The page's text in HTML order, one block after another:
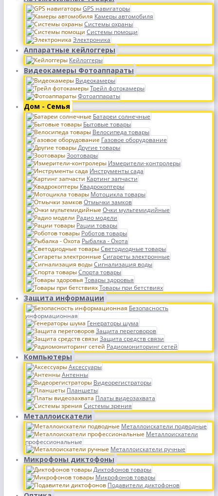
GPS навигаторы
Камеры автомобиля
Системы охраны
Системы помощи
Электроника
Аппаратные кейлоггеры
Кейлоггеры
Видеокамеры Фотоаппараты
Видеокамеры
Трейл фотокамеры
Фотоаппараты
Дом - Семья
Батареи солнечные
Бытовые товары
Велосипеда товары
Газовое оборудование
Другие товары
Зоотовары
Измерители-контролеры
Инструменты сада
Картинг запчасти
Квадрокоптеры
Мотоцикла товары
Отмычки замков
Очки мультемидийные
Радио модели
Рации товары
Роботов товары
Рыбалка - Охота
Светодиодные товары
Сигареты электронные
Сигнализация воды
Спорта товары
Товары здоровья
Товары при бетствиях
Защита информации
Безопасность
информационная
Генераторы шума
Защита переговоров
Защита средств связи
Радиомониторинг сетей
Компьютеры
Аксессуары
Антенны
Видеорегистраторы
Планшеты
Платы видеозахвата
Системы зрения
Металлоискатели
Металлоискатели подводные
Металлоискатели
профессиональные
Металлоискатели ручные
Микрофоны диктофоны
Диктофонов товары
Микрофонов товары
Подавители диктофонов